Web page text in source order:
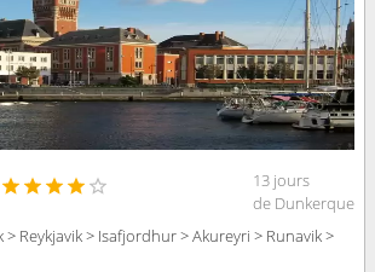
13 jours
de Dunkerque
> Reykjavik > Isafjordhur > Akureyri > Runavik >